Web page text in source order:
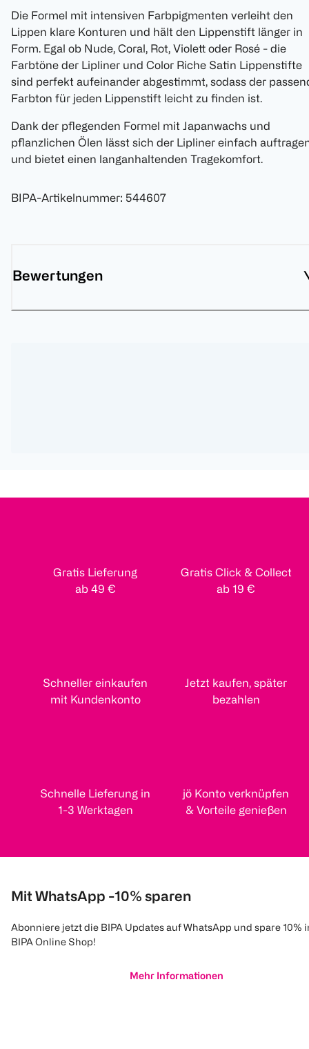
Die Formel mit intensiven Farbpigmenten verleiht den
Lippen klare Konturen und hält den Lippenstift länger in
Form. Egal ob Nude, Coral, Rot, Violett oder Rosé - die
Farbtöne der Lipliner und Color Riche Satin Lippenstifte
sind perfekt aufeinander abgestimmt, sodass der
Farbton für jeden Lippenstift leicht zu finden ist.
Dank der pflegenden Formel mit Japanwachs und
pflanzlichen Ölen lässt sich der Lipliner einfach
und bietet einen langanhaltenden Tragekomfort.
BIPA-Artikelnummer: 544607
Bewertungen
Gratis Lieferung
ab 49 €
Gratis Click & Collect
ab 19 €
Schneller einkaufen
mit Kundenkonto
Jetzt kaufen, später
bezahlen
Schnelle Lieferung in
1-3 Werktagen
jö Konto verknüpfen
& Vorteile genießen
Mit WhatsApp -10% sparen
Abonniere jetzt die BIPA Updates auf WhatsApp und spare 10%
BIPA Online Shop!
Mehr Informationen